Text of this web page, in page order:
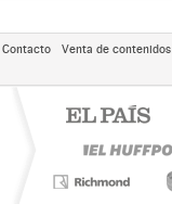
Contacto Venta de contenidos